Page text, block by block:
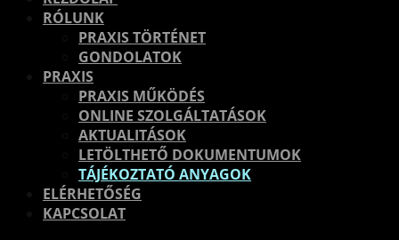
RÓLUNK
PRAXIS TÖRTÉNET
GONDOLATOK
PRAXIS
PRAXIS MŰKÖDÉS
ONLINE SZOLGÁLTATÁSOK
AKTUALITÁSOK
LETÖLTHETŐ DOKUMENTUMOK
TÁJÉKOZTATÓ ANYAGOK
ELÉRHETŐSÉG
KAPCSOLAT